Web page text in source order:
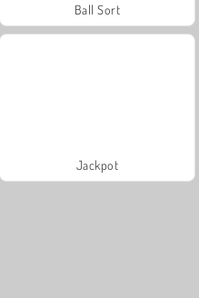
Ball Sort
Jackpot